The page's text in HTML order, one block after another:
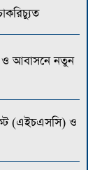
ও আবাসনে নতুন
(এইচএসসি) ও